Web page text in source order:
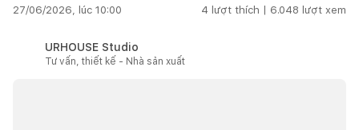
27/06/2026, lúc 10:00 4 lượt thích | 6.048 lượt xem
URHOUSE Studio
Tư vấn, thiết kế - Nhà sản xuất